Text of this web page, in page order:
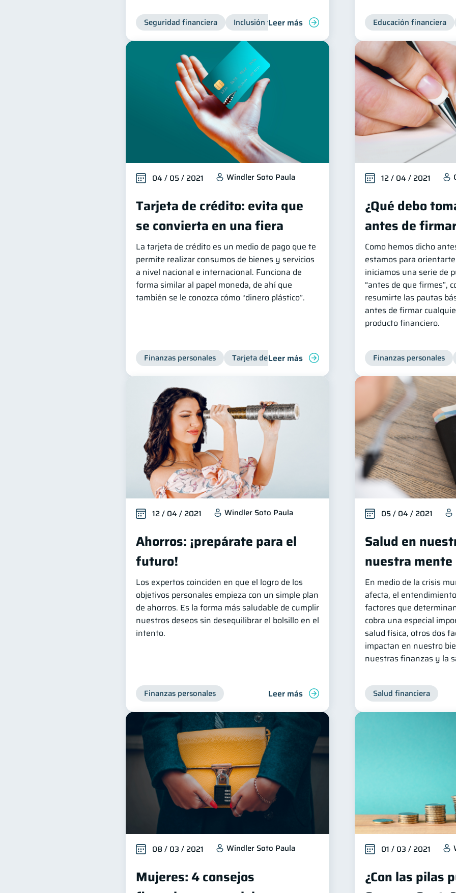
Seguridad financiera Inclusión financiera Finanzas para jóvenes Manejo de
Leer más Educación financiera
04 / 05 / 2021 Windler Soto Paula
Tarjeta de crédito: evita que
se convierta en una fiera
La tarjeta de crédito es un medio de pago que te
permite realizar consumos de bienes y servicios
a nivel nacional e internacional. Funciona de
forma similar al papel moneda, de ahí que
también se le conozca cómo “dinero plástico”.
Finanzas personales Tarjeta de crédito
Leer más
12 / 04 / 2021
¿Qué debo
antes de
Como hemos dicho
estamos para
iniciamos una serie de
“antes de que firmes”,
resumirte las pautas
antes de firmar
producto financiero.
Finanzas personales
12 / 04 / 2021 Windler Soto Paula
Ahorros: ¡prepárate para el
futuro!
Los expertos coinciden en que el logro de los
objetivos personales empieza con un simple plan
de ahorros. Es la forma más saludable de cumplir
nuestros deseos sin desequilibrar el bolsillo en el
intento.
Finanzas personales Leer más
05 / 04 / 2021
Salud en
nuestra mente
En medio de la crisis
afecta, el
factores que
cobra una especial
salud física, otros dos
impactan en nuestro
nuestras finanzas y la
Salud financiera
08 / 03 / 2021 Windler Soto Paula
Mujeres: 4 consejos
01 / 03 / 2021
¿Con las pilas